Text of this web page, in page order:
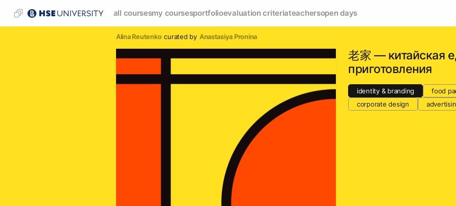
all coursesmy coursesportfolioevaluation criteriateachersopen days
Alina Reutenko curated by Anastasiya Pronina
老家 — китайская
приготовления
identity & branding food
corporate design